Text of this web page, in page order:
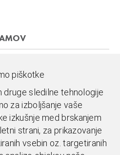
piškotke
druge sledilne tehnologije
za izboljšanje vaše
izkušnje med brskanjem
strani, za prikazovanje
vsebin oz. targetiranih